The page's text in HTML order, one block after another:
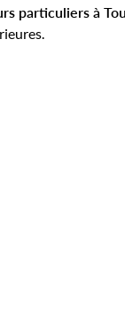
particuliers à